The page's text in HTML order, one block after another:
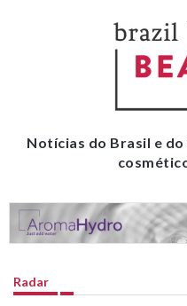
Notícias do Brasil e
Radar